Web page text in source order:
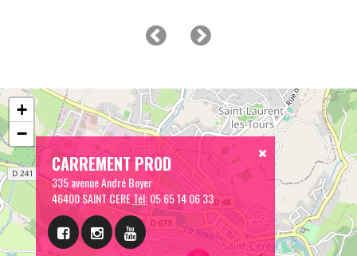
CARREMENT PROD
335 avenue André Boyer
46400 SAINT CERETél:05 65 14 06 33
+
−